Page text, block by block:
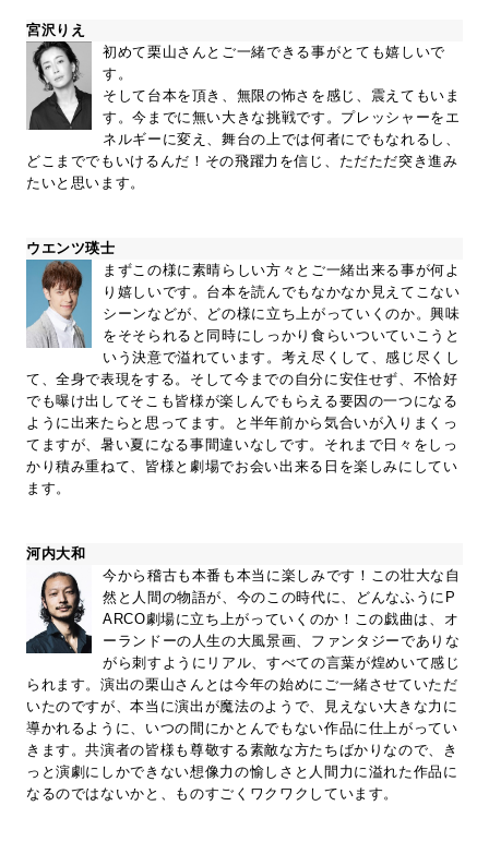
宮沢りえ
初めて栗山さんとご一緒できる事がとても嬉しいで
す。
そして台本を頂き、無限の怖さを感じ、震えてもいま
す。今までに無い大きな挑戦です。プレッシャーをエ
ネルギーに変え、舞台の上では何者にでもなれるし、
どこまででもいけるんだ！その飛躍力を信じ、ただただ突き進み
たいと思います。
ウエンツ瑛士
まずこの様に素晴らしい方々とご一緒出来る事が何よ
り嬉しいです。台本を読んでもなかなか見えてこない
シーンなどが、どの様に立ち上がっていくのか。興味
をそそられると同時にしっかり食らいついていこうと
いう決意で溢れています。考え尽くして、感じ尽くし
て、全身で表現をする。そして今までの自分に安住せず、不恰好
でも曝け出してそこも皆様が楽しんでもらえる要因の一つになる
ように出来たらと思ってます。と半年前から気合いが入りまくっ
てますが、暑い夏になる事間違いなしです。それまで日々をしっ
かり積み重ねて、皆様と劇場でお会い出来る日を楽しみにしてい
ます。
河内大和
今から稽古も本番も本当に楽しみです！この壮大な自
然と人間の物語が、今のこの時代に、どんなふうにP
ARCO劇場に立ち上がっていくのか！この戯曲は、オ
ーランドーの人生の大風景画、ファンタジーでありな
がら刺すようにリアル、すべての言葉が煌めいて感じ
られます。演出の栗山さんとは今年の始めにご一緒させていただ
いたのですが、本当に演出が魔法のようで、見えない大きな力に
導かれるように、いつの間にかとんでもない作品に仕上がってい
きます。共演者の皆様も尊敬する素敵な方たちばかりなので、き
っと演劇にしかできない想像力の愉しさと人間力に溢れた作品に
なるのではないかと、ものすごくワクワクしています。